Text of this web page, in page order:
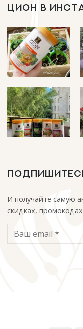
ЦИОН В
И получайте самую
скидках, промокодах